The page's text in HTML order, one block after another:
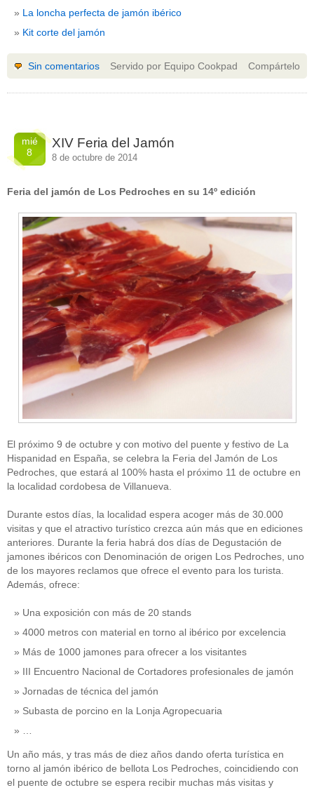
La loncha perfecta de jamón ibérico
Kit corte del jamón
Servido por Equipo Cookpad
Sin comentarios Compártelo
mié
8
XIV Feria del Jamón
8 de octubre de 2014
Feria del jamón de Los Pedroches en su 14º edición
El próximo 9 de octubre y con motivo del puente y festivo de La
Hispanidad en España, se celebra la Feria del Jamón de Los
Pedroches, que estará al 100% hasta el próximo 11 de octubre en
la localidad cordobesa de Villanueva.
Durante estos días, la localidad espera acoger más de 30.000
visitas y que el atractivo turístico crezca aún más que en ediciones
anteriores. Durante la feria habrá dos días de Degustación de
jamones ibéricos con Denominación de origen Los Pedroches, uno
de los mayores reclamos que ofrece el evento para los turista.
Además, ofrece:
Una exposición con más de 20 stands
4000 metros con material en torno al ibérico por excelencia
Más de 1000 jamones para ofrecer a los visitantes
III Encuentro Nacional de Cortadores profesionales de jamón
Jornadas de técnica del jamón
Subasta de porcino en la Lonja Agropecuaria
Un año más, y tras más de diez años dando oferta turística en
torno al jamón ibérico de bellota Los Pedroches, coincidiendo con
el puente de octubre se espera recibir muchas más visitas y